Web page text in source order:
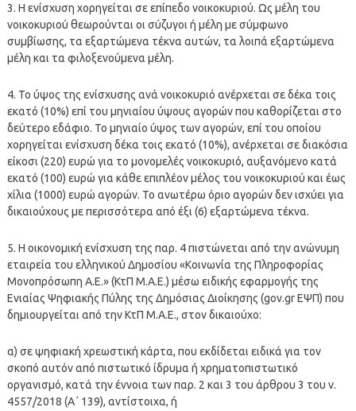
3. Η ενίσχυση χορηγείται σε επίπεδο νοικοκυριού. Ως μέλη του
νοικοκυριού θεωρούνται οι σύζυγοι ή μέλη με σύμφωνο
συμβίωσης, τα εξαρτώμενα τέκνα αυτών, τα λοιπά εξαρτώμενα
μέλη και τα φιλοξενούμενα μέλη.
4. Το ύψος της ενίσχυσης ανά νοικοκυριό ανέρχεται σε δέκα τοις
εκατό (10%) επί του μηνιαίου ύψους αγορών που καθορίζεται στο
δεύτερο εδάφιο. Το μηνιαίο ύψος των αγορών, επί του οποίου
χορηγείται ενίσχυση δέκα τοις εκατό (10%), ανέρχεται σε διακόσια
είκοσι (220) ευρώ για το μονομελές νοικοκυριό, αυξανόμενο κατά
εκατό (100) ευρώ για κάθε επιπλέον μέλος του νοικοκυριού και έως
χίλια (1000) ευρώ αγορών. Το ανωτέρω όριο αγορών δεν ισχύει για
δικαιούχους με περισσότερα από έξι (6) εξαρτώμενα τέκνα.
5. Η οικονομική ενίσχυση της παρ. 4 πιστώνεται από την ανώνυμη
εταιρεία του ελληνικού Δημοσίου «Κοινωνία της Πληροφορίας
Μονοπρόσωπη Α.Ε.» (ΚτΠ Μ.Α.Ε.) μέσω ειδικής εφαρμογής της
Ενιαίας Ψηφιακής Πύλης της Δημόσιας Διοίκησης (gov.gr ΕΨΠ) που
δημιουργείται από την ΚτΠ Μ.Α.Ε., στον δικαιούχο:
α) σε ψηφιακή χρεωστική κάρτα, που εκδίδεται ειδικά για τον
σκοπό αυτόν από πιστωτικό ίδρυμα ή χρηματοπιστωτικό
οργανισμό, κατά την έννοια των παρ. 2 και 3 του άρθρου 3 του ν.
4557/2018 (Α΄ 139), αντίστοιχα, ή